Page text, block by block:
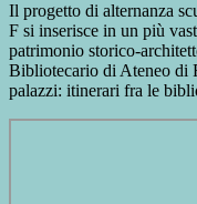
Il progetto di alternanza
F si inserisce in un più
patrimonio storico-
Bibliotecario di Ateneo di
palazzi: itinerari fra le